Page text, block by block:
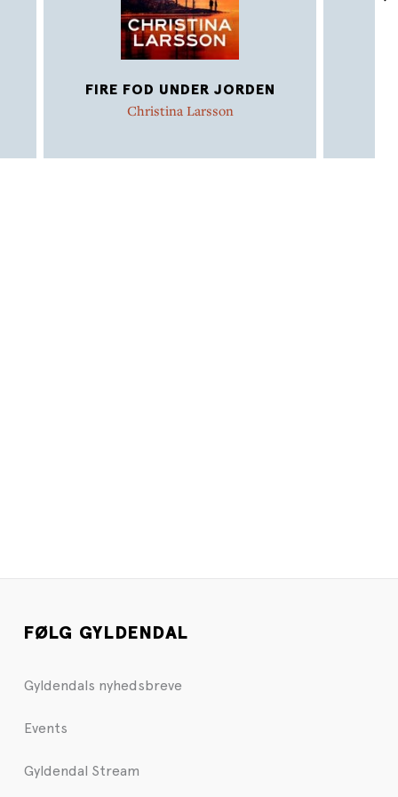
FIRE FOD UNDER JORDEN
Christina Larsson
FØLG GYLDENDAL
Gyldendals nyhedsbreve
Events
Gyldendal Stream